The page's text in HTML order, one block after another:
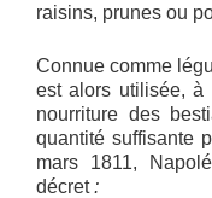
raisins, prunes ou
Connue comme
est alors utilisée, à
nourriture des
quantité suffisante
mars 1811,
décret: